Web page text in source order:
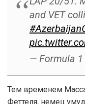
and VET
— Formula 1
Тем временем
Феттеля, немец